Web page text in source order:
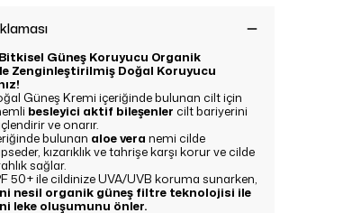
Güneş Koruyucu Organik
Zenginleştirilmiş Doğal Koruyucu
Güneş Kremi içeriğinde bulunan cilt için
besleyici aktif bileşenler cilt bariyerini
ve onarır.
bulunan aloe vera nemi cilde
kızarıklık ve tahrişe karşı korur ve cilde
sağlar.
50+ ile cildinize UVA/UVB koruma sunarken,
nesil organik güneş filtre teknolojisi ile
leke oluşumunu önler.